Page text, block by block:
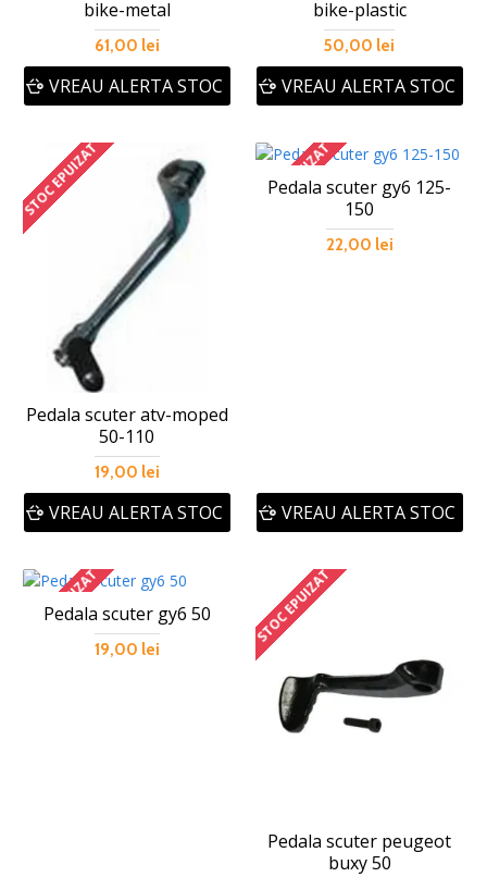
bike-metal
61,00 lei
VREAU ALERTA STOC
bike-plastic
50,00 lei
VREAU ALERTA STOC
STOC EPUIZAT
Pedala scuter atv-moped
50-110
19,00 lei
VREAU ALERTA STOC
STOC EPUIZAT
Pedala scuter gy6 125-
150
22,00 lei
VREAU ALERTA STOC
STOC EPUIZAT
Pedala scuter gy6 50
19,00 lei
STOC EPUIZAT
Pedala scuter peugeot
buxy 50